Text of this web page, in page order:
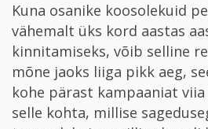
Kuna osanike koosolekuid
vähemalt üks kord aastas
kinnitamiseks, võib selline
mõne jaoks liiga pikk aeg,
kohe pärast kampaaniat
selle kohta, millise